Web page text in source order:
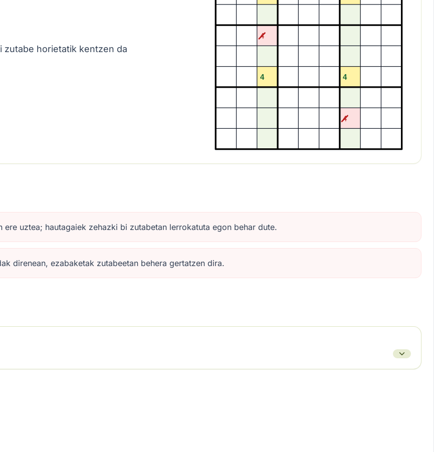
zutabe horietatik kentzen da
uztea; hautagaiek zehazki bi zutabetan lerrokatuta egon behar dute.
direnean, ezabaketak zutabeetan behera gertatzen dira.